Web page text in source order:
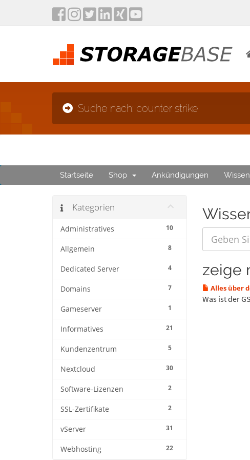
Suche nach: counter strike
Startseite Shop Ankündigungen
Kategorien
10
Administratives
8
Allgemein
4
Dedicated Server
7
Domains
1
Gameserver
21
Informatives
5
Kundenzentrum
30
Nextcloud
2
Software-Lizenzen
2
SSL-Zertifikate
31
vServer
22
Webhosting
zeige
Alles über
Was ist der